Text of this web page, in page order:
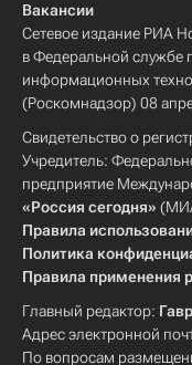
Вакансии
Сетевое издание РИА
в Федеральной службе
информационных
(Роскомнадзор) 08
Свидетельство о
Учредитель:
предприятие
«Россия сегодня»
Правила
Политика
Правила применения
Главный редактор:
Адрес электронной
По вопросам